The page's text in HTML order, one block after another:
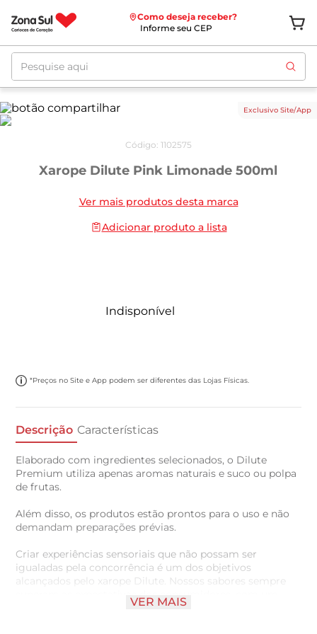
Como deseja receber?
Informe seu CEP
Pesquise aqui
Exclusivo Site/App
Código: 1102575
Xarope Dilute Pink Limonade 500ml
Ver mais produtos desta marca
Adicionar produto a lista
Indisponível
*Preços no Site e App podem ser diferentes das Lojas Físicas.
Descrição Características
Elaborado com ingredientes selecionados, o Dilute
Premium utiliza apenas aromas naturais e suco ou polpa
de frutas.
Além disso, os produtos estão prontos para o uso e não
demandam preparações prévias.
Criar experiências sensoriais que não possam ser
igualadas pela concorrência é um dos objetivos
alcançados pelo xarope Dilute. Nossos sabores sempre
superam as expectativas dos consumidores, com um
sabor único que pode substituir o refrigerante.
VER MAIS